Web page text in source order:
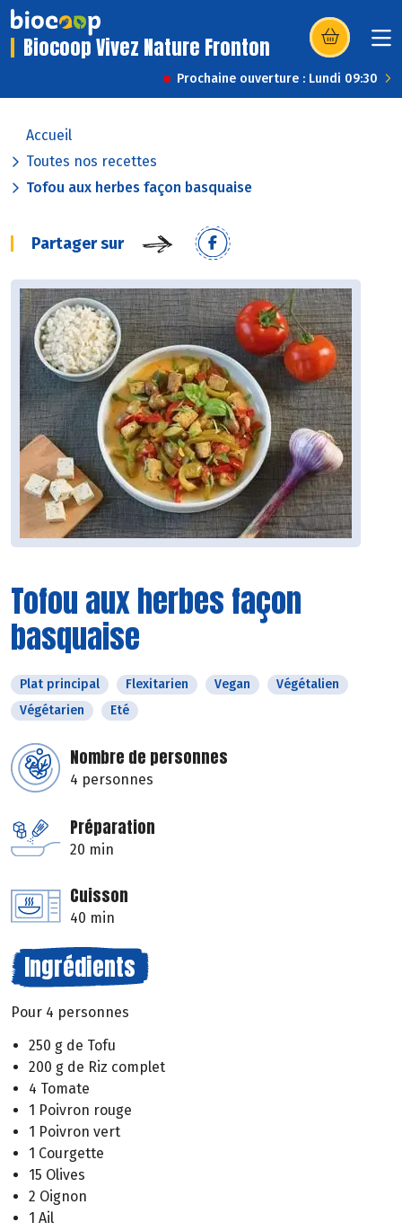
Biocoop Vivez Nature Fronton (s’ouvre dans
Prochaine ouverture : Lundi 09:30
Accueil
Toutes nos recettes
Tofou aux herbes façon basquaise
Partager sur
Tofou aux herbes façon
basquaise
Plat principal Flexitarien Vegan
Végétalien
Végétarien
Eté
Nombre de personnes
4 personnes
Préparation
20 min
Cuisson
40 min
Ingrédients
Pour 4 personnes
250 g de Tofu
200 g de Riz complet
4 Tomate
1 Poivron rouge
1 Poivron vert
1 Courgette
15 Olives
2 Oignon
1 Ail